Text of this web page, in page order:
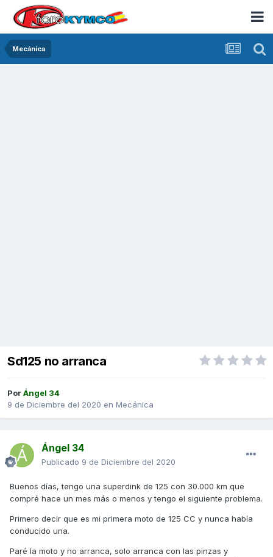
Mecánica
Sd125 no arranca
PorÁngel 34
9 de Diciembre del 2020 en Mecánica
Ángel 34
Publicado 9 de Diciembre del 2020
Buenos días, tengo una superdink de 125 con 30.000 km que
compré hace un mes más o menos y tengo el siguiente problema.
Primero decir que es mi primera moto de 125 CC y nunca había
conducido una.
Paré la moto y no arranca, solo arranca con las pinzas y